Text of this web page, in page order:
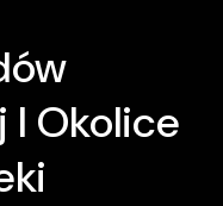
I Okolice